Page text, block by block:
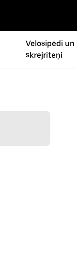
Velosipēdi un
skrejriteņi